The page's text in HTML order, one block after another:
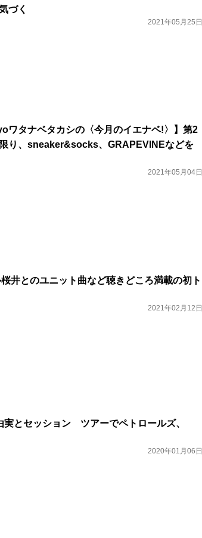
づく
2021年05月25日
ワタナベタカシの〈今月のイエナベ!〉】第2
り、sneaker&socks、GRAPEVINEなどを
2021年05月04日
井とのユニット曲など聴きどころ満載の初ト
2021年02月12日
とセッション ツアーでペトロールズ、
2020年01月06日